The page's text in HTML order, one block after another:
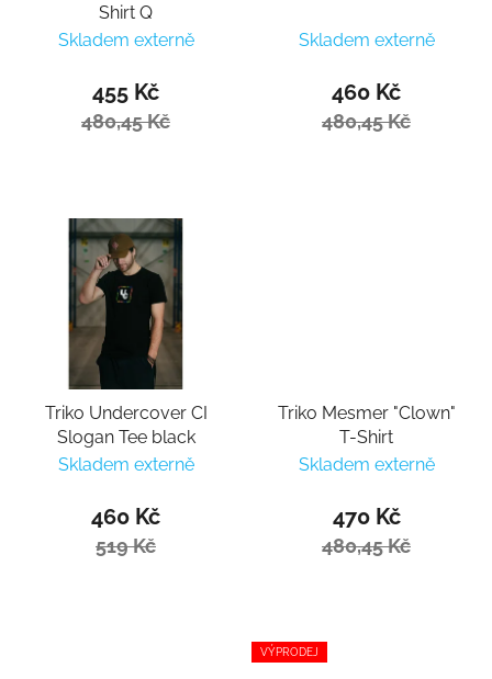
Shirt Q
Skladem externě
455 Kč
480,45 Kč
Skladem externě
460 Kč
480,45 Kč
Triko Undercover CI
Slogan Tee black
Skladem externě
460 Kč
519 Kč
Triko Mesmer "Clown"
T-Shirt
Skladem externě
470 Kč
480,45 Kč
VÝPRODEJ